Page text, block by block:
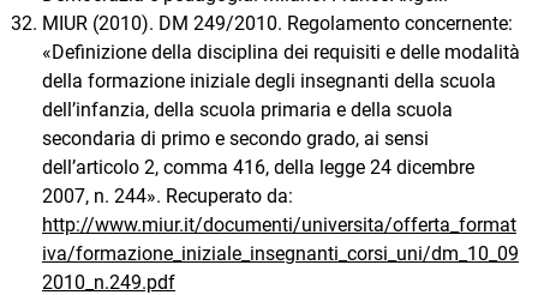
MIUR (2010). DM 249/2010. Regolamento concernente:
«Definizione della disciplina dei requisiti e delle modalità
della formazione iniziale degli insegnanti della scuola
dell’infanzia, della scuola primaria e della scuola
secondaria di primo e secondo grado, ai sensi
dell’articolo 2, comma 416, della legge 24 dicembre
2007, n. 244». Recuperato da:
http://www.miur.it/documenti/universita/offerta_format
iva/formazione_iniziale_insegnanti_corsi_uni/dm_10_09
2010_n.249.pdf